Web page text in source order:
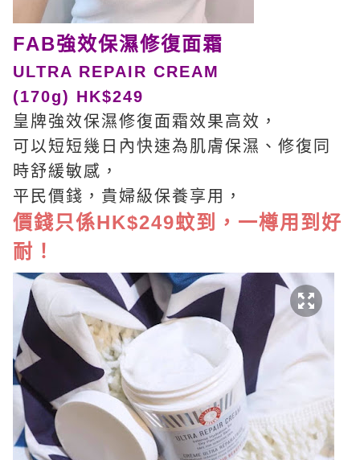
FAB強效保濕修復面霜
ULTRA REPAIR CREAM
(170g) HK$249
皇牌強效保濕修復面霜效果高效，
可以短短幾日內快速為肌膚保濕、修復同
時舒緩敏感，
平民價錢，貴婦級保養享用，
價錢只係HK$249蚊到，一樽用到好
耐！